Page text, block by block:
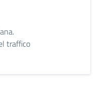
traffico